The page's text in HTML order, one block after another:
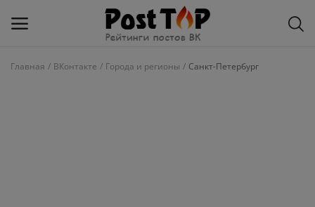
Главная ВКонтакте Города и регионы Санкт-Петербург